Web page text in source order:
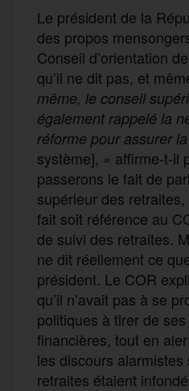
Le président de la
des propos
Conseil d’orientation
qu’il ne dit pas, et
même, le conseil
également rappelé la
réforme pour assurer
système], » affirme-t-il
passerons le fait de
supérieur des retraites,
fait soit référence au
de suivi des retraites.
ne dit réellement ce
président. Le COR
qu’il n’avait pas à se
politiques à tirer de
financières, tout en
les discours
retraites étaient